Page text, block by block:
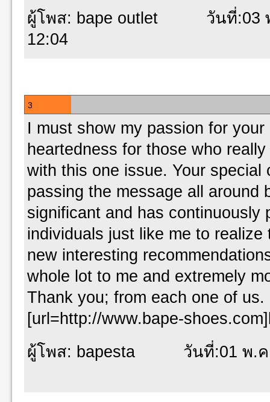
ผู้โพส: bape outlet วันที่:03 พ
12:04
3
I must show my passion for your
heartedness for those who
with this one issue. Your special
passing the message all around
significant and has continuously
individuals just like me to realize
new interesting
whole lot to me and extremely
Thank you; from each one of us.
[url=http://www.bape-
ผู้โพส: bapesta วันที่:01 พ.ค.